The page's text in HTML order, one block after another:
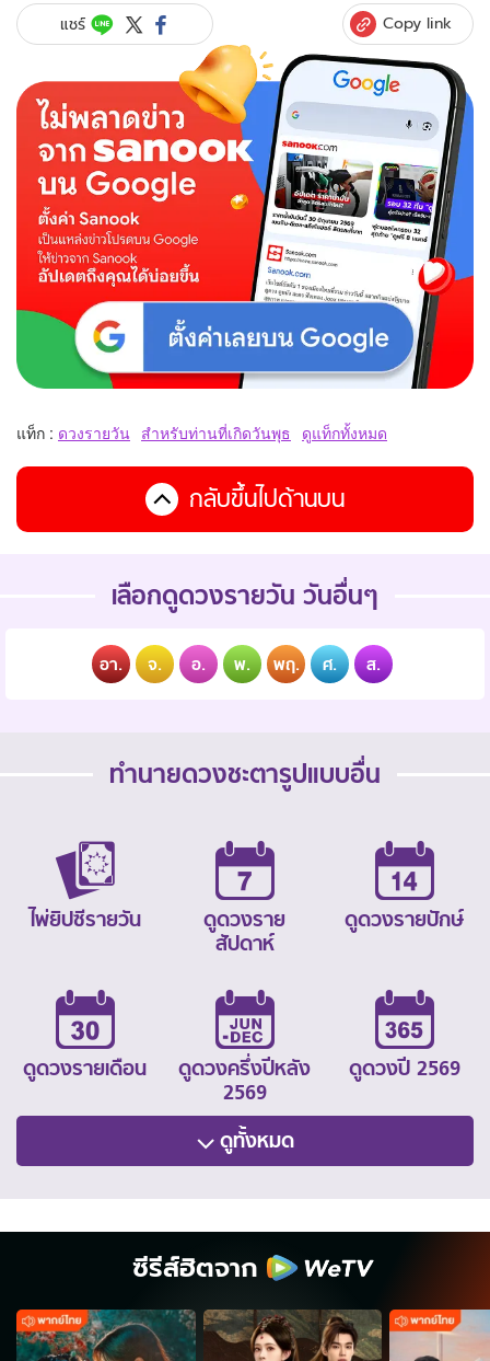
แชร์ Copy link
แท็ก : ดวงรายวัน สำหรับท่านที่เกิดวันพุธ ดูแท็กทั้งหมด
กลับขึ้นไปด้านบน
เลือกดูดวงรายวัน วันอื่นๆ
อา. จ. อ. พ. พฤ. ศ. ส.
ทำนายดวงชะตารูปแบบอื่น
ไพ่ยิปซีรายวัน
ดูดวงราย
สัปดาห์
ดูดวงรายปักษ์
ดูดวงรายเดือน
ดูดวงครึ่งปีหลัง
2569
ดูดวงปี 2569
ดูทั้งหมด
ซีรีส์ฮิตจาก